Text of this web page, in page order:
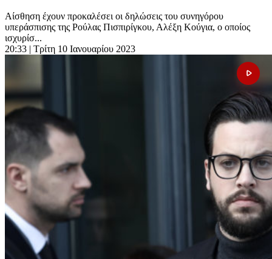
Αίσθηση έχουν προκαλέσει οι δηλώσεις του συνηγόρου
υπεράσπισης της Ρούλας Πισπιρίγκου, Αλέξη Κούγια, ο οποίος
ισχυρίσ...
20:33 | Τρίτη 10 Ιανουαρίου 2023